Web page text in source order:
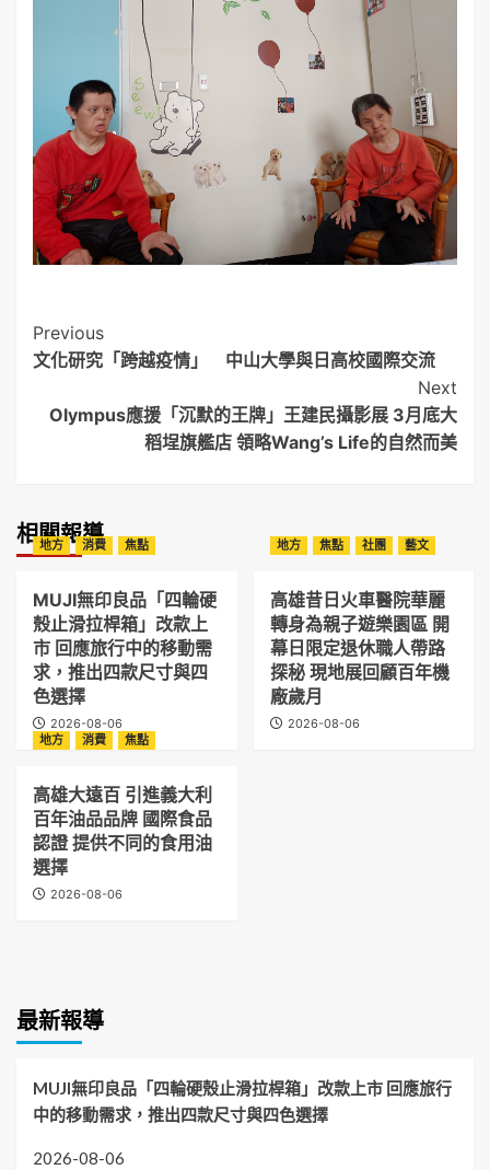
Post
Navigation
Previous
文化研究「跨越疫情」 中山大學與日高校國際交流
Next
Olympus應援「沉默的王牌」王建民攝影展 3月底大
稻埕旗艦店 領略Wang’s Life的自然而美
相關報導
地方 消費 焦點
MUJI無印良品「四輪硬
殼止滑拉桿箱」改款上
市 回應旅行中的移動需
求，推出四款尺寸與四
色選擇
2026-08-06
地方 焦點 社團 藝文
高雄昔日火車醫院華麗
轉身為親子遊樂園區 開
幕日限定退休職人帶路
探秘 現地展回顧百年機
廠歲月
2026-08-06
地方
消費 焦點
高雄大遠百 引進義大利
百年油品品牌 國際食品
認證 提供不同的食用油
選擇
2026-08-06
最新報導
MUJI無印良品「四輪硬殼止滑拉桿箱」改款上市 回應旅行
中的移動需求，推出四款尺寸與四色選擇
2026-08-06